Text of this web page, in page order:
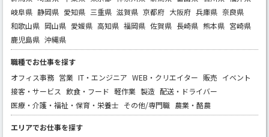
岐阜県 静岡県 愛知県 三重県 滋賀県 京都府 大阪府 兵庫県 奈良県
和歌山県 岡山県 愛媛県 高知県 福岡県 佐賀県 長崎県 熊本県 宮崎県
鹿児島県 沖縄県
職種でお仕事を探す
オフィス事務 営業 IT・エンジニア WEB・クリエイター 販売 イベント
接客・サービス 飲食・フード 軽作業 製造 配送・ドライバー
医療・介護・福祉・保育・栄養士 その他/専門職 農業・酪農
エリアでお仕事を探す